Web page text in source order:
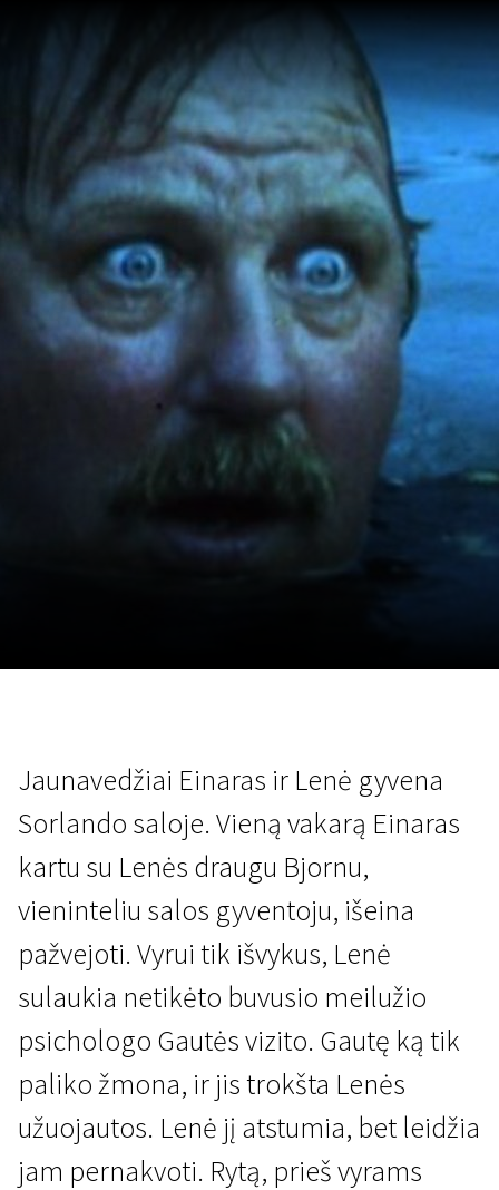
Jaunavedžiai Einaras ir Lenė gyvena
Sorlando saloje. Vieną vakarą Einaras
kartu su Lenės draugu Bjornu,
vieninteliu salos gyventoju, išeina
pažvejoti. Vyrui tik išvykus, Lenė
sulaukia netikėto buvusio meilužio
psichologo Gautės vizito. Gautę ką tik
paliko žmona, ir jis trokšta Lenės
užuojautos. Lenė jį atstumia, bet leidžia
jam pernakvoti. Rytą, prieš vyrams